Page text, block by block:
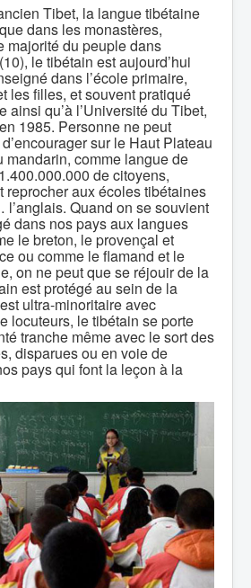
Tibet, la langue tibétaine
dans les monastères,
majorité du peuple dans
le tibétain est aujourd’hui
dans l’école primaire,
les filles, et souvent pratiqué
ainsi qu’à l’Université du Tibet,
1985. Personne ne peut
sur le Haut Plateau
mandarin, comme langue de
de citoyens,
reprocher aux écoles tibétaines
l’anglais. Quand on se souvient
dans nos pays aux langues
le breton, le provençal et
ou comme le flamand et le
on ne peut que se réjouir de la
est protégé au sein de la
ultra-minoritaire avec
locuteurs, le tibétain se porte
tranche même avec le sort des
disparues ou en voie de
pays qui font la leçon à la